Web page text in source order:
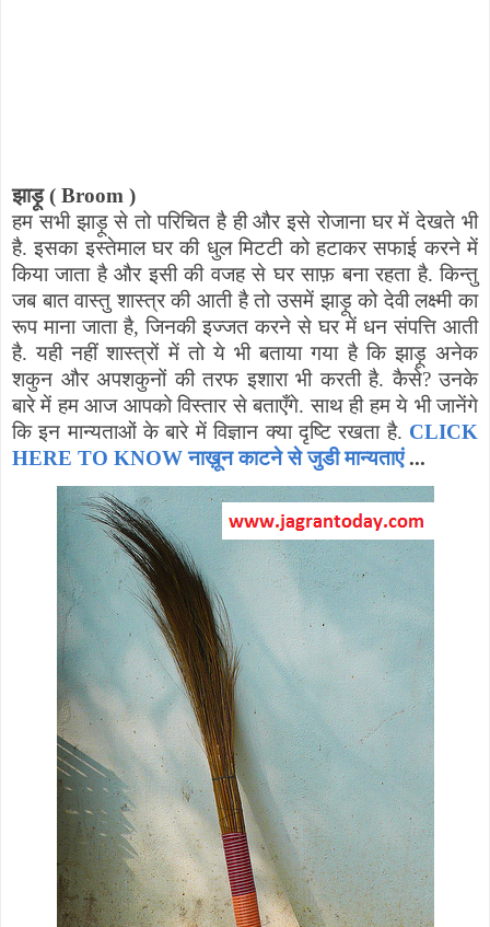
झाड़ू ( Broom )
हम सभी झाड़ू से तो परिचित है ही और इसे रोजाना घर में देखते भी
है. इसका इस्तेमाल घर की धुल मिटटी को हटाकर सफाई करने में
किया जाता है और इसी की वजह से घर साफ़ बना रहता है. किन्तु
जब बात वास्तु शास्त्र की आती है तो उसमें झाड़ू को देवी लक्ष्मी का
रूप माना जाता है,जिनकी इज्जत करने से घर में धन संपत्ति आती
है. यही नहीं शास्त्रों में तो ये भी बताया गया है कि झाड़ू अनेक
शकुन और अपशकुनों की तरफ इशारा भी करती है. कैसे?उनके
बारे में हम आज आपको विस्तार से बताएँगे. साथ ही हम ये भी जानेंगे
कि इन मान्यताओं के बारे में विज्ञान क्या दृष्टि रखता है. CLICK
HERE TO KNOW नाख़ून काटने से जुडी मान्यताएं...